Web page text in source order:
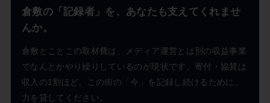
倉敷の「記録者」を、あなたも支えてくれませ
んか。
倉敷とことこの取材費は、メディア運営とは別の収益事業
でなんとかやり繰りしているのが現状です。寄付・協賛は
収入の1割ほど。この街の「今」を記録し続けるために、
力を貸してください。